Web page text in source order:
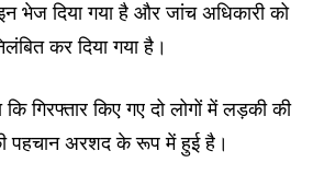
भेज दिया गया है और जांच अधिकारी को
कर दिया गया है।
गिरफ्तार किए गए दो लोगों में लड़की की
पहचान अरशद के रूप में हुई है।